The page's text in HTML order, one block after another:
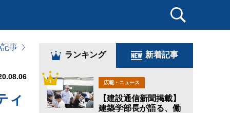
事
ィ
ランキング 新着記事
1 広報・ニュース
【建設通信新聞掲載】
建築学部長が語る、働